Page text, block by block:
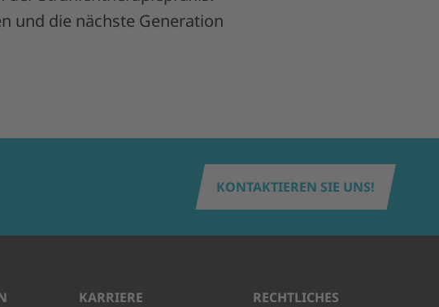
und die nächste Generation
KONTAKTIEREN SIE UNS!
KARRIERE
RECHTLICHES